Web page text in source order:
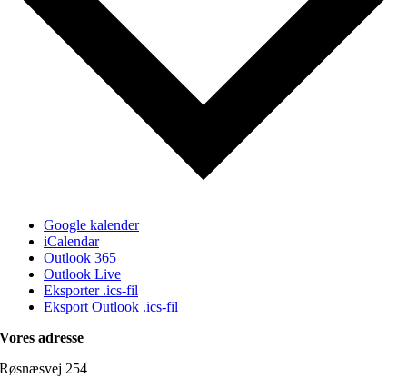
Google kalender
iCalendar
Outlook 365
Outlook Live
Eksporter .ics-fil
Eksport Outlook .ics-fil
Vores adresse
Røsnæsvej 254